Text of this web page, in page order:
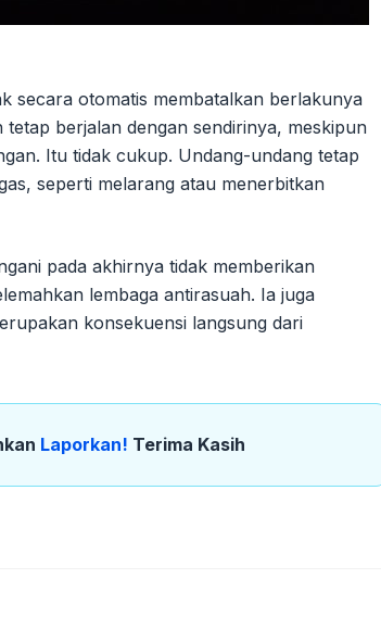
secara otomatis membatalkan berlakunya
berjalan dengan sendirinya, meskipun
Itu tidak cukup. Undang-undang tetap
seperti melarang atau menerbitkan
pada akhirnya tidak memberikan
lembaga antirasuah. Ia juga
konsekuensi langsung dari
Laporkan! Terima Kasih